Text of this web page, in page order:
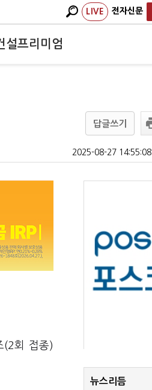
LIVE 전자신문
설프리미엄
답글쓰기
2025-08-27 14:55:08
(2회 접종)
뉴스리듬